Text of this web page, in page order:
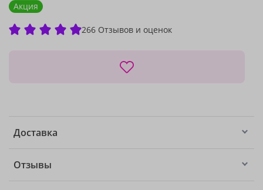
Акция
266 Отзывов и оценок
Доставка
Отзывы